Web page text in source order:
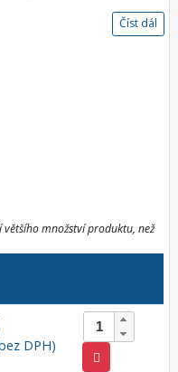
Číst dál
množství produktu, než
DPH)